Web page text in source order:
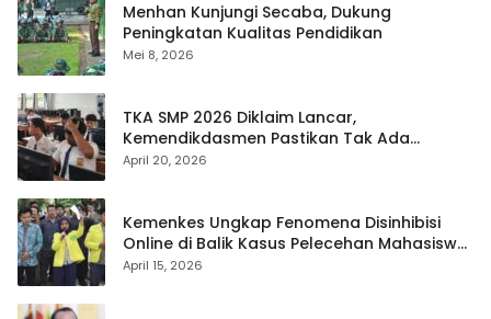
Menhan Kunjungi Secaba, Dukung
Peningkatan Kualitas Pendidikan
Mei 8, 2026
TKA SMP 2026 Diklaim Lancar,
Kemendikdasmen Pastikan Tak Ada
Kebocoran Soal
April 20, 2026
Kemenkes Ungkap Fenomena Disinhibisi
Online di Balik Kasus Pelecehan Mahasiswa
FH UI
April 15, 2026